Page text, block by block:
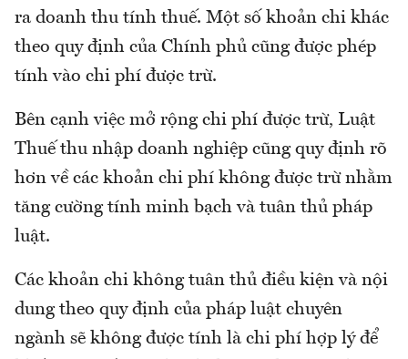
ra doanh thu tính thuế. Một số khoản chi khác
theo quy định của Chính phủ cũng được phép
tính vào chi phí được trừ.
Bên cạnh việc mở rộng chi phí được trừ, Luật
Thuế thu nhập doanh nghiệp cũng quy định rõ
hơn về các khoản chi phí không được trừ nhằm
tăng cường tính minh bạch và tuân thủ pháp
luật.
Các khoản chi không tuân thủ điều kiện và nội
dung theo quy định của pháp luật chuyên
ngành sẽ không được tính là chi phí hợp lý để